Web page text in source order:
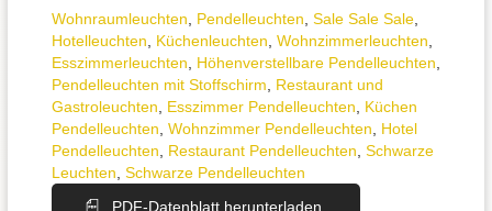
Wohnraum­leuchten Pendel­leuchten Sale Sale Sale
Hotelleuchten
Küchenleuchten Wohnzimmer­leuchten
Esszimmer­­leuchten
Höhen­verstellbare Pendelleuchten
Pendelleuchten mit Stoffschirm
Restaurant und
Gastroleuchten
Esszimmer Pendelleuchten
Küchen
Pendelleuchten Wohnzimmer Pendelleuchten
Hotel
Pendelleuchten
Restaurant Pendelleuchten Schwarze
Leuchten Schwarze Pendelleuchten
PDF-Datenblatt herunterladen